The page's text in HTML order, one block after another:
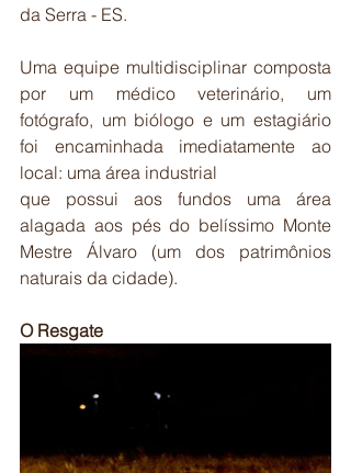
da Serra - ES.
Uma equipe multidisciplinar composta
por um médico veterinário, um
fotógrafo, um biólogo e um estagiário
foi encaminhada imediatamente ao
local: uma área industrial
que possui aos fundos uma área
alagada aos pés do belíssimo Monte
Mestre Álvaro (um dos patrimônios
naturais da cidade).
O Resgate